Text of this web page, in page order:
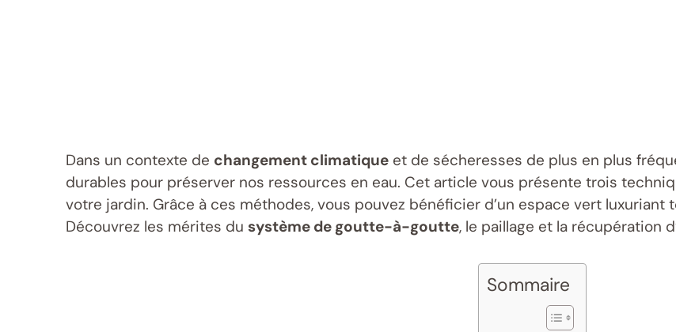
Dans un contexte de changement climatique et de sécheresses de plus en plus
durables pour préserver nos ressources en eau. Cet article vous présente trois
votre jardin. Grâce à ces méthodes, vous pouvez bénéficier d’un espace vert
Découvrez les mérites du système de goutte-à-goutte, le paillage et la récupération
Sommaire